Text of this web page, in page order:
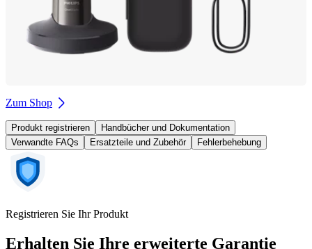
Zum Shop
Produkt registrieren
Handbücher und Dokumentation
Verwandte FAQs
Ersatzteile und Zubehör Fehlerbehebung
Registrieren Sie Ihr Produkt
Erhalten Sie Ihre erweiterte Garantie